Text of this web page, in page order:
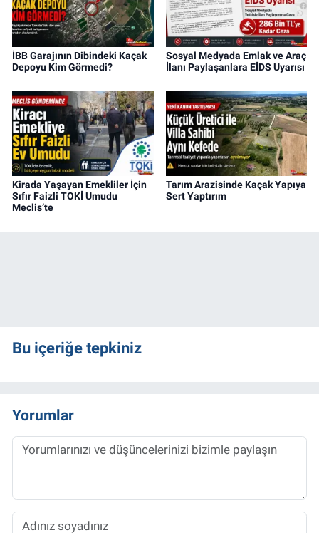
İBB Garajının Dibindeki Kaçak
Depoyu Kim Görmedi?
Sosyal Medyada Emlak ve Araç
İlanı Paylaşanlara EİDS Uyarısı
Kirada Yaşayan Emekliler İçin
Sıfır Faizli TOKİ Umudu
Meclis’te
Tarım Arazisinde Kaçak Yapıya
Sert Yaptırım
Bu içeriğe tepkiniz
Yorumlar